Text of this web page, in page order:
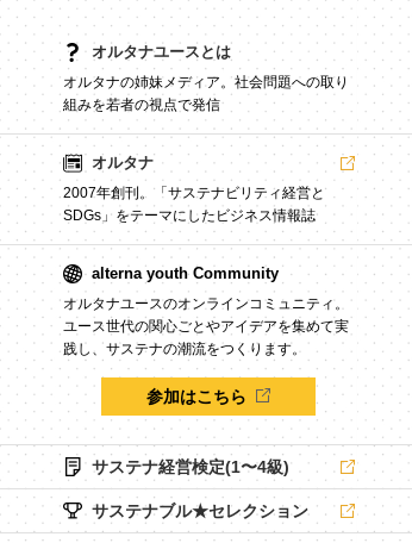
オルタナユースとは
オルタナの姉妹メディア。社会問題への取り
組みを若者の視点で発信
オルタナ
2007年創刊。「サステナビリティ経営と
SDGs」をテーマにしたビジネス情報誌
alterna youth Community
オルタナユースのオンラインコミュニティ。
ユース世代の関心ごとやアイデアを集めて実
践し、サステナの潮流をつくります。
参加はこちら
サステナ経営検定(1〜4級)
サステナブル★セレクション